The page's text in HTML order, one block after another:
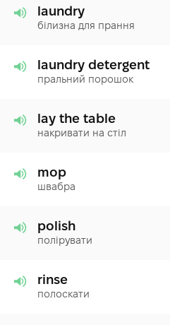
laundry
білизна для прання
laundry detergent
пральний порошок
lay the table
накривати на стіл
mop
швабра
polish
полірувати
rinse
полоскати